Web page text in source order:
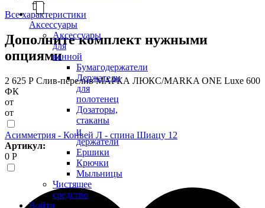
Аксессуары
Аксессуары
для
ванной
Бумагодержатели
Держатели
для
полотенец
Дозаторы,
стаканы
и
держатели
Ершики
Крючки
Мыльницы
Чистящее
средство
Войти
Все характеристики
Дополните комплект нужными
опциями
2 625 Р Слив-перелив МАРКА ЛЮКС/MARKA ONE Luxe 600
ФК
от
от
Асимметрия - Конвей Л - спина Шиацу 12
Артикул:
0 Р